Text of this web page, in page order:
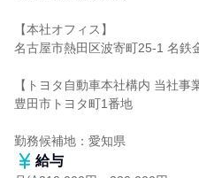
【本社オフィス】
名古屋市熱田区波寄町25-1 名鉄
【トヨタ自動車本社構内 当社事
豊田市トヨタ町1番地
勤務候補地：愛知県
給与